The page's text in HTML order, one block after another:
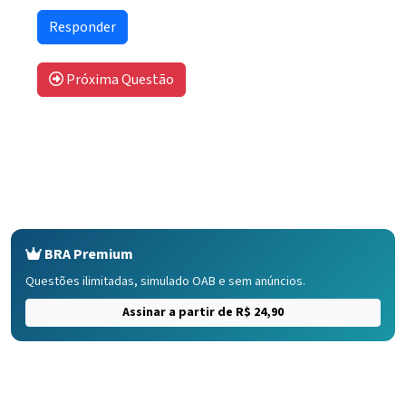
Próxima Questão
BRA Premium
Questões ilimitadas, simulado OAB e sem anúncios.
Assinar a partir de R$ 24,90